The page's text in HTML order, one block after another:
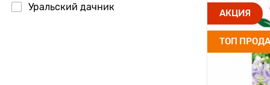
Уральский дачник
АКЦИЯ
ТОП
Высота
Растояние
растениями